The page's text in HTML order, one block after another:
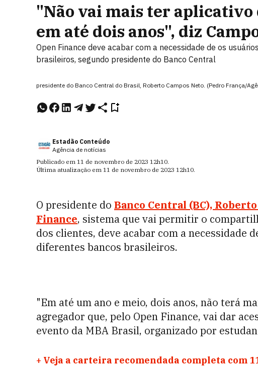
"Não vai mais ter aplicativo
em até dois anos", diz
Open Finance deve acabar com a necessidade de os
brasileiros, segundo presidente do Banco Central
presidente do Banco Central do Brasil, Roberto Campos Neto. (Pedro França/
Estadão Conteúdo
Agência de notícias
Publicado em 11 de novembro de 2023 12h10.
Última atualização em 11 de novembro de 2023 12h10.
O presidente do Banco Central (BC),
Finance, sistema que vai permitir o
dos clientes, deve acabar com a necessidade
diferentes bancos brasileiros.
"Em até um ano e meio, dois anos, não terá
agregador que, pelo Open Finance, vai dar
evento da MBA Brasil, organizado por
+ Veja a carteira recomendada completa com